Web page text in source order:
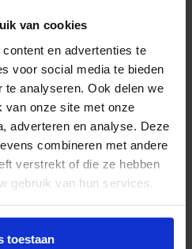
van cookies
en advertenties te
voor social media te bieden
analyseren. Ook delen we
van onze site met onze
adverteren en analyse. Deze
combineren met andere
verstrekt of die ze hebben
gebruik van hun services.
toestaan
Sport & Cultuur
Holland